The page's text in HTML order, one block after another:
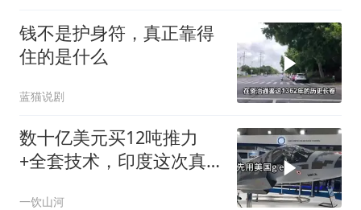
钱不是护身符，真正靠得
住的是什么
蓝猫说剧
数十亿美元买12吨推力
+全套技术，印度这次真
一饮山河